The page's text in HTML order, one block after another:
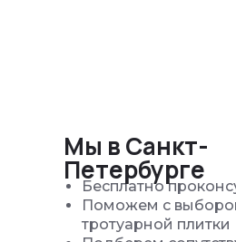
Бесплатно
Поможем с
тротуарной плитки
Мы в Санкт-
Петербурге